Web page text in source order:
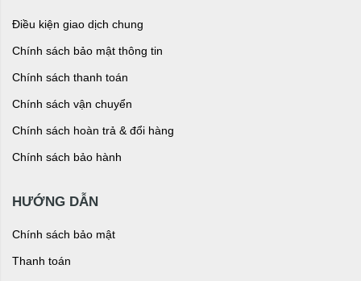
Điều kiện giao dịch chung
Chính sách bảo mật thông tin
Chính sách thanh toán
Chính sách vận chuyển
Chính sách hoàn trả & đổi hàng
Chính sách bảo hành
HƯỚNG DẪN
Chính sách bảo mật
Thanh toán